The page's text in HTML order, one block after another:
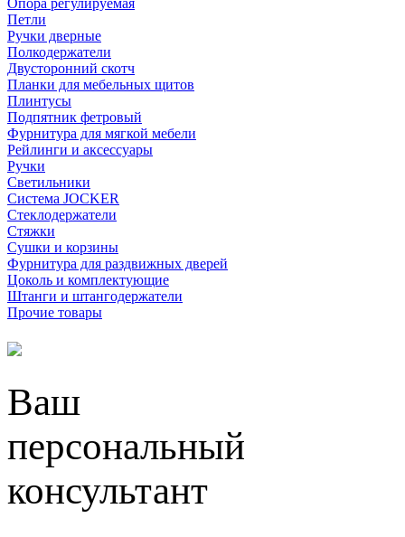
Опора регулируемая
Петли
Ручки дверные
Полкодержатели
Двусторонний скотч
Планки для мебельных щитов
Плинтусы
Подпятник фетровый
Фурнитура для мягкой мебели
Рейлинги и аксессуары
Ручки
Светильники
Система JOCKER
Стеклодержатели
Стяжки
Сушки и корзины
Фурнитура для раздвижных дверей
Цоколь и комплектующие
Штанги и штангодержатели
Прочие товары
Ваш
персональный
консультант